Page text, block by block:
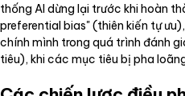
thống AI dừng lại trước khi hoàn
preferential bias" (thiên kiến tự
chính mình trong quá trình đánh
tiêu), khi các mục tiêu bị pha